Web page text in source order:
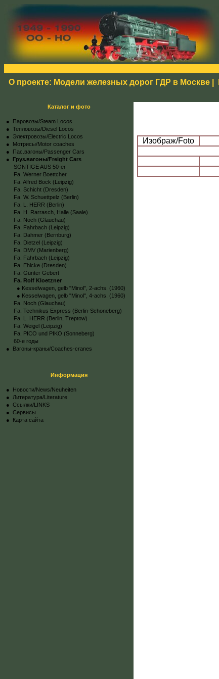
О проекте: Модели железных дорог ГДР в Москве
Каталог и фото
● Паровозы/Steam Locos
● Тепловозы/Diesel Locos
● Электровозы/Electric Locos
● Мотрисы/Motor coaches
● Пас.вагоны/Passenger Cars
● Груз.вагоны/Freight Cars
SONTIGE AUS 50-er
Fa. Werner Boettcher
Fa. Alfred Bock (Leipzig)
Fa. Schicht (Dresden)
Fa. W. Schuettpelz (Berlin)
Fa. L. HERR (Berlin)
Fa. H. Rarrasch, Halle (Saale)
Fa. Noch (Glauchau)
Fa. Fahrbach (Leipzig)
Fa. Dahmer (Bernburg)
Fa. Dietzel (Leipzig)
Fa. DMV (Marienberg)
Fa. Fahrbach (Leipzig)
Fa. Ehlcke (Dresden)
Fa. Günter Gebert
Fa. Rolf Kloetzner
● Kesselwagen, gelb "Minol", 2-achs. (1960)
● Kesselwagen, gelb "Minol", 4-achs. (1960)
Fa. Noch (Glauchau)
Fa. Technikus Express (Berlin-Schoneberg)
Fa. L. HERR (Berlin, Treptow)
Fa. Weigel (Leipzig)
Fa. PICO und PIKO (Sonneberg)
60-е годы
● Вагоны-краны/Coaches-cranes
Информация
● Новости/News/Neuheiten
● Литература/Literature
● Ссылки/LINKS
● Сервисы
● Карта сайта
Изображ/Foto